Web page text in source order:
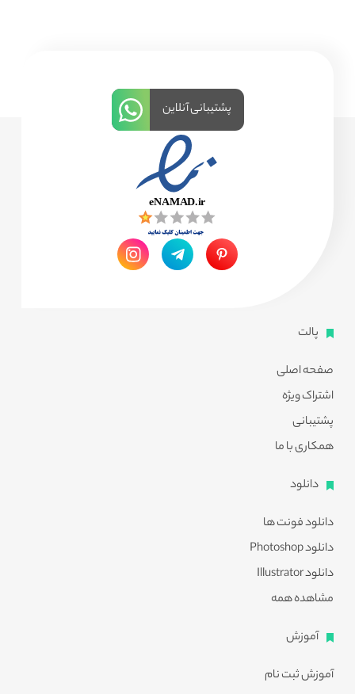
پالت
صفحه اصلی
اشتراک ویژه
پشتیبانی
همکاری با ما
دانلود
دانلود فونت ها
دانلود Photoshop
دانلود Illustrator
مشاهده همه
آموزش
آموزش ثبت نام
پشتیبانی آنلاین